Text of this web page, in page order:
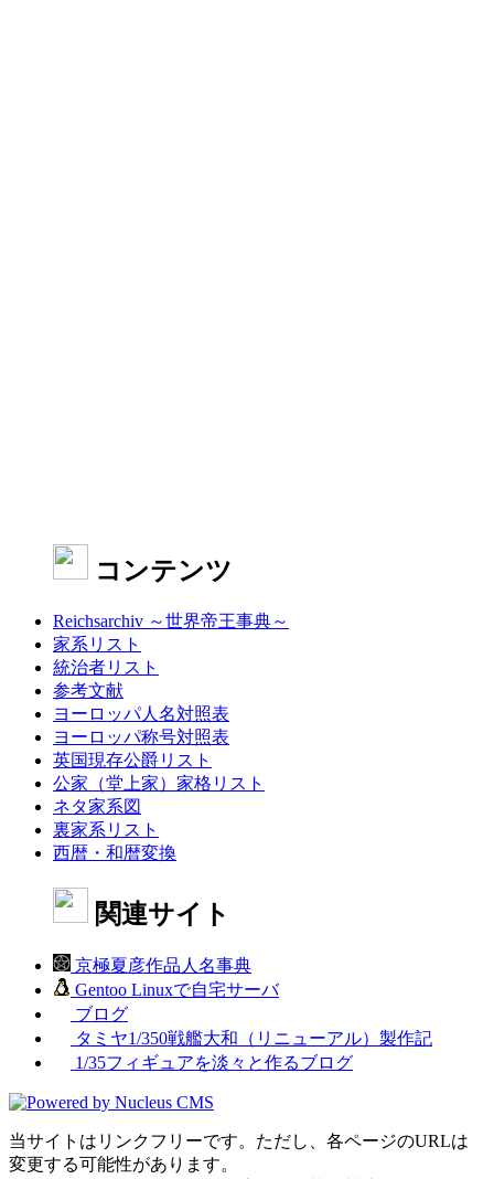
コンテンツ
Reichsarchiv ～世界帝王事典～
家系リスト
統治者リスト
参考文献
ヨーロッパ人名対照表
ヨーロッパ称号対照表
英国現存公爵リスト
公家（堂上家）家格リスト
ネタ家系図
裏家系リスト
西暦・和暦変換
関連サイト
京極夏彦作品人名事典
Gentoo Linuxで自宅サーバ
ブログ
タミヤ1/350戦艦大和（リニューアル）製作記
1/35フィギュアを淡々と作るブログ
当サイトはリンクフリーです。ただし、各ページのURLは
変更する可能性があります。